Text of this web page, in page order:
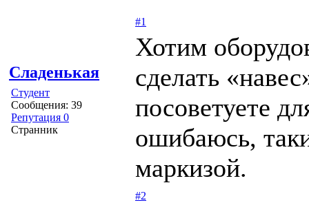
Сладенькая
Студент
Сообщения: 39
Репутация 0
Странник
#1
Хотим
сделать
посоветуете
ошибаюсь,
маркизой.
#2